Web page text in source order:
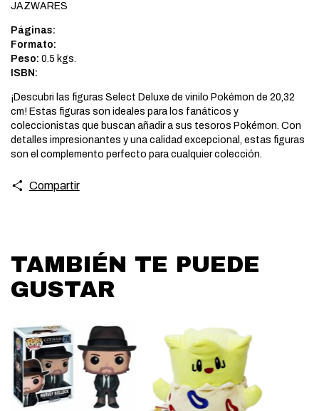
JAZWARES
Páginas:
Formato:
Peso: 0.5 kgs.
ISBN:
¡Descubri las figuras Select Deluxe de vinilo Pokémon de 20,32
cm! Estas figuras son ideales para los fanáticos y
coleccionistas que buscan añadir a sus tesoros Pokémon. Con
detalles impresionantes y una calidad excepcional, estas figuras
son el complemento perfecto para cualquier colección.
Compartir
TAMBIÉN TE PUEDE
GUSTAR